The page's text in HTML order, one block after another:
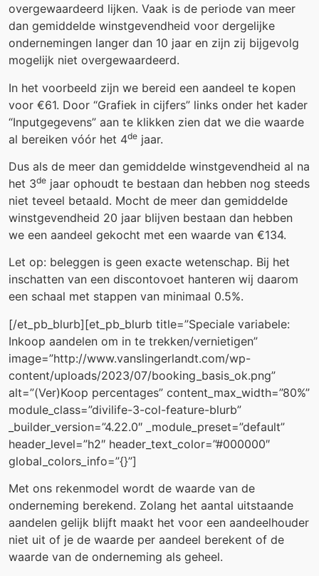
overgewaardeerd lijken. Vaak is de periode van meer
dan gemiddelde winstgevendheid voor dergelijke
ondernemingen langer dan 10 jaar en zijn zij bijgevolg
mogelijk niet overgewaardeerd.
In het voorbeeld zijn we bereid een aandeel te kopen
voor €61. Door “Grafiek in cijfers” links onder het kader
“Inputgegevens” aan te klikken zien dat we die waarde
al bereiken vóór het 4de jaar.
Dus als de meer dan gemiddelde winstgevendheid al na
het 3de jaar ophoudt te bestaan dan hebben nog steeds
niet teveel betaald. Mocht de meer dan gemiddelde
winstgevendheid 20 jaar blijven bestaan dan hebben
we een aandeel gekocht met een waarde van €134.
Let op: beleggen is geen exacte wetenschap. Bij het
inschatten van een discontovoet hanteren wij daarom
een schaal met stappen van minimaal 0.5%.
[/et_pb_blurb][et_pb_blurb title=”Speciale variabele:
Inkoop aandelen om in te trekken/vernietigen”
image=”http://www.vanslingerlandt.com/wp-
content/uploads/2023/07/booking_basis_ok.png”
alt=”(Ver)Koop percentages” content_max_width=”80%”
module_class=”divilife-3-col-feature-blurb”
_builder_version=”4.22.0″ _module_preset=”default”
header_level=”h2″ header_text_color=”#000000″
global_colors_info=”{}”]
Met ons rekenmodel wordt de waarde van de
onderneming berekend. Zolang het aantal uitstaande
aandelen gelijk blijft maakt het voor een aandeelhouder
niet uit of je de waarde per aandeel berekent of de
waarde van de onderneming als geheel.